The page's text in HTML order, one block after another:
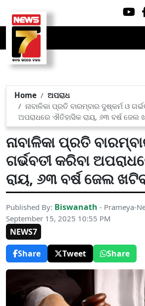
Home
ଅପରାଧ
ନାବାଳିକା ପ୍ରତି ବାରମ୍ବାର ଦୁଷ୍କର୍ମ ଓ
ଅପରାଧରେ ଐତିହାସିକ ରାୟ, ୬୩ ବର୍ଷ
ନାବାଳିକା ପ୍ରତି
ଗର୍ଭବତୀ କରିବା
ରାୟ, ୬୩ ବର୍ଷ ଜେଲ
Published By: Biswanath - Prameya-
September 15, 2025 10:55 PM
NEWS7
Share
Tweet Share